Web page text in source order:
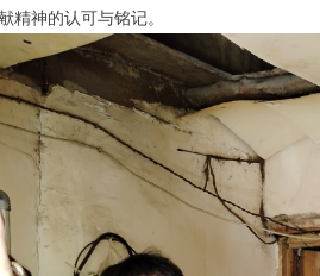
精神的认可与铭记。